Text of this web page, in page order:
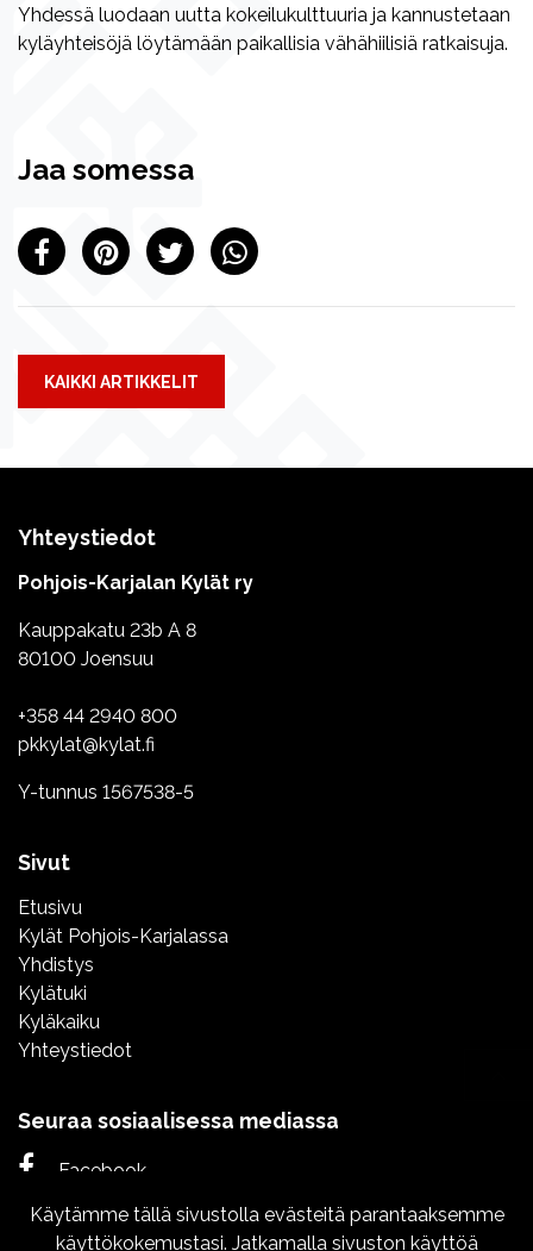
Yhdessä luodaan uutta kokeilukulttuuria ja kannustetaan
kyläyhteisöjä löytämään paikallisia vähähiilisiä ratkaisuja.
Jaa somessa
KAIKKI ARTIKKELIT
Yhteystiedot
Pohjois-Karjalan Kylät ry
Kauppakatu 23b A 8
80100 Joensuu
+358 44 2940 800
pkkylat@kylat.fi
Y-tunnus 1567538-5
Sivut
Etusivu
Kylät Pohjois-Karjalassa
Yhdistys
Kylätuki
Kyläkaiku
Yhteystiedot
Seuraa sosiaalisessa mediassa
Facebook
Instagram
Käytämme tällä sivustolla evästeitä parantaaksemme
käyttökokemustasi. Jatkamalla sivuston käyttöä